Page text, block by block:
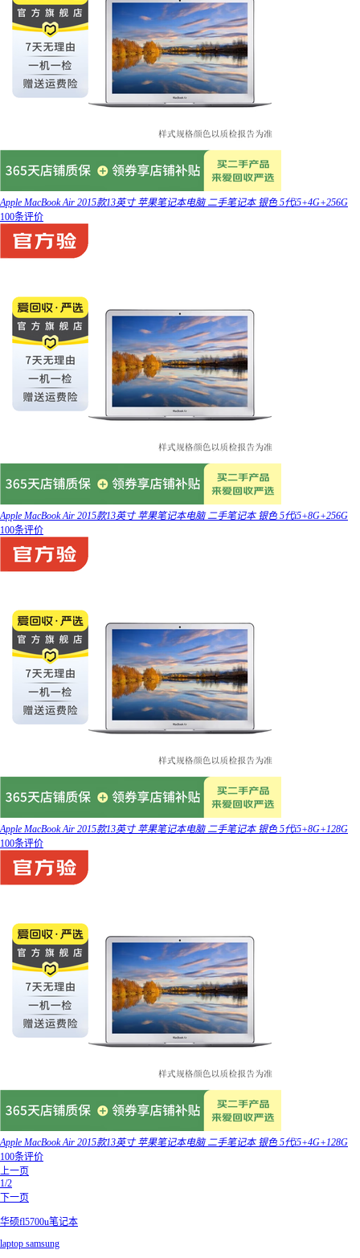
Apple MacBook Air 2015款13英寸 苹果笔记本电脑 二手笔记本 银色 5代i5+4G+256G
100条评价
Apple MacBook Air 2015款13英寸 苹果笔记本电脑 二手笔记本 银色 5代i5+8G+256G
100条评价
Apple MacBook Air 2015款13英寸 苹果笔记本电脑 二手笔记本 银色 5代i5+8G+128G
100条评价
Apple MacBook Air 2015款13英寸 苹果笔记本电脑 二手笔记本 银色 5代i5+4G+128G
100条评价
上一页
1/2
下一页
华硕fl5700u笔记本
laptop samsung